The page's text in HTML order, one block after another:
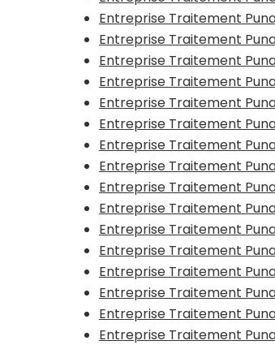
Entreprise Traitement
Entreprise Traitement
Entreprise Traitement
Entreprise Traitement
Entreprise Traitement
Entreprise Traitement
Entreprise Traitement
Entreprise Traitement
Entreprise Traitement
Entreprise Traitement
Entreprise Traitement
Entreprise Traitement
Entreprise Traitement
Entreprise Traitement
Entreprise Traitement
Entreprise Traitement